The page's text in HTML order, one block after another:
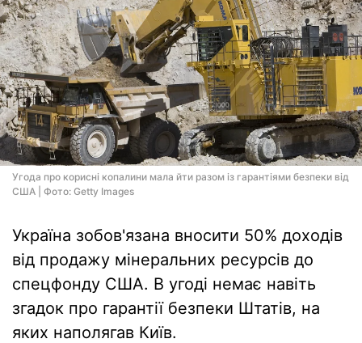
Угода про корисні копалини мала йти разом із гарантіями безпеки від
США | Фото: Getty Images
Україна зобов'язана вносити 50% доходів
від продажу мінеральних ресурсів до
спецфонду США. В угоді немає навіть
згадок про гарантії безпеки Штатів, на
яких наполягав Київ.